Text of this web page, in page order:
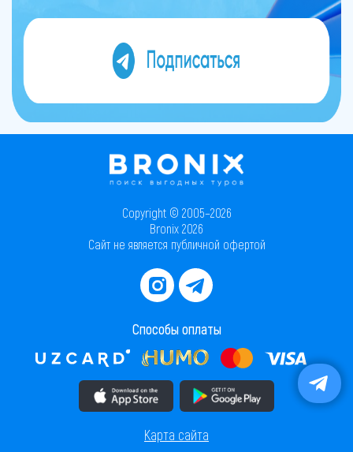
Copyright © 2005–2026
Bronix 2026
Сайт не является публичной офертой
Способы оплаты
Скачать приложение в AppStore Скачать приложение в PlayMarket
Карта сайта